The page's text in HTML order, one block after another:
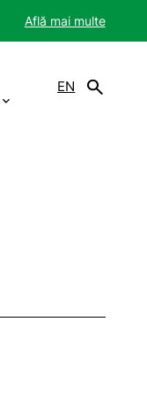
Află mai multe
EN